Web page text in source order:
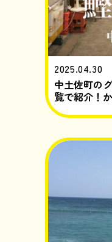
2025.04.30
中土佐町の
覧で紹介！